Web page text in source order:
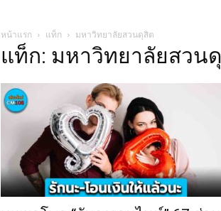
หน้าแรก แท็ก มหาวิทยาลัยสวนดุสิต
แท็ก: มหาวิทยาลัยสวน